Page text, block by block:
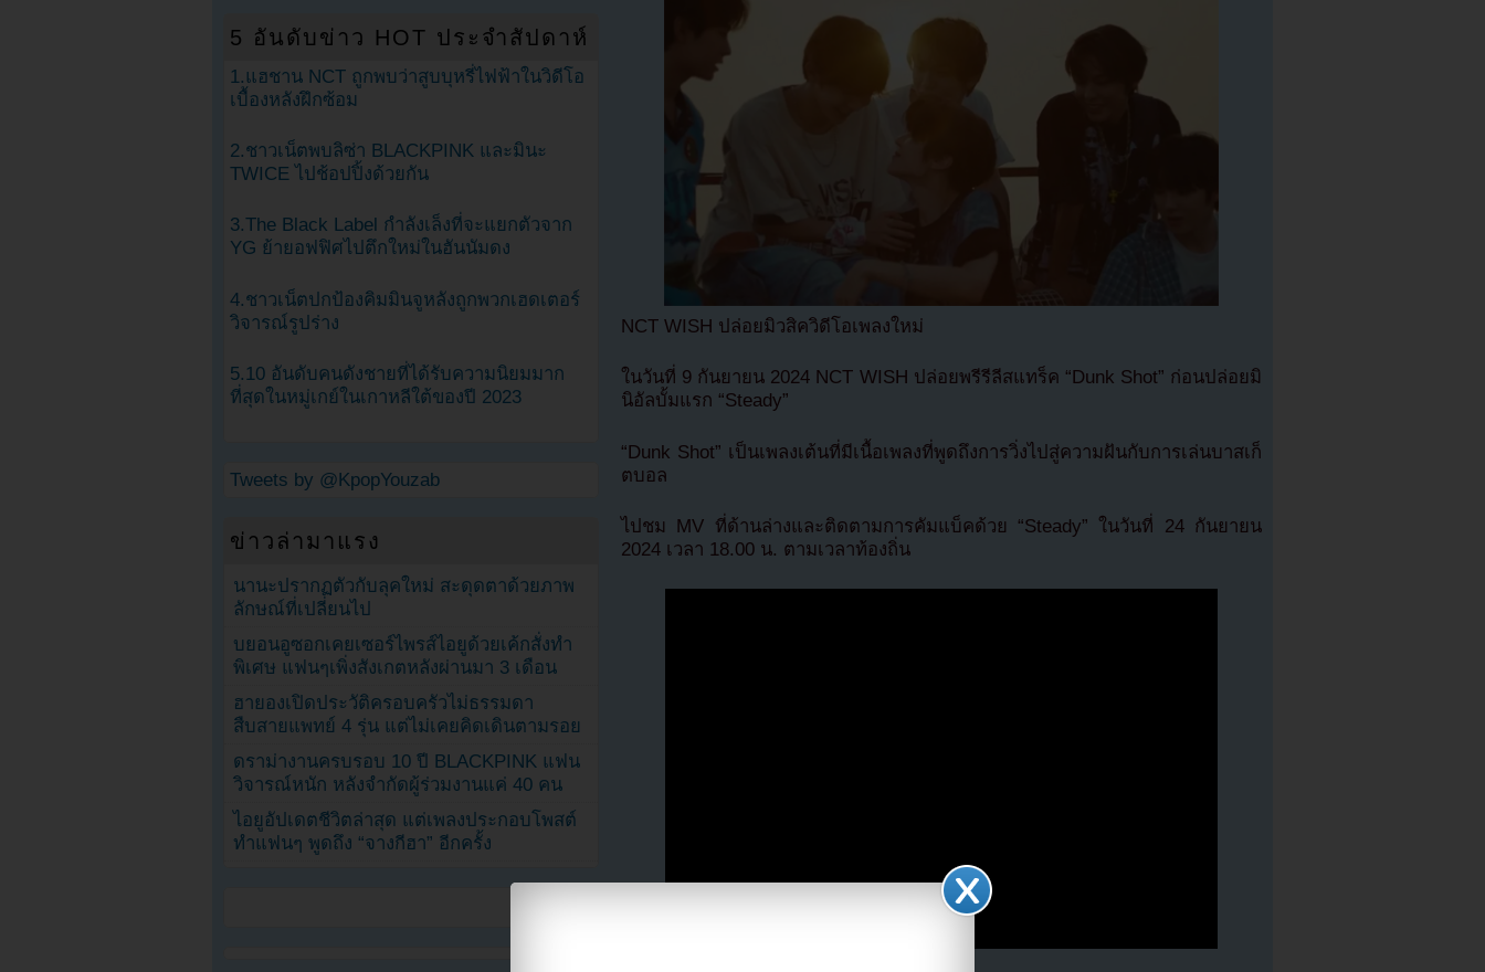
NCT WISH ปล่อยมิวสิควิดีโอเพลงใหม่
ในวันที่ 9 กันยายน 2024 NCT WISH ปล่อยพรีรีลีสแทร็ค “Dunk Shot” ก่อนปล่อยมิ
นิอัลบั้มแรก “Steady”
“Dunk Shot” เป็นเพลงเต้นที่มีเนื้อเพลงที่พูดถึงการวิ่งไปสู่ความฝันกับการเล่นบาสเก็
ตบอล
ไปชม MV ที่ด้านล่างและติดตามการคัมแบ็คด้วย “Steady” ในวันที่ 24 กันยายน
2024 เวลา 18.00 น. ตามเวลาท้องถิ่น
5 อันดับข่าว HOT ประจำสัปดาห์
1.แฮชาน NCT ถูกพบว่าสูบบุหรี่ไฟฟ้าในวิดีโอ
เบื้องหลังฝึกซ้อม
2.ชาวเน็ตพบลิซ่า BLACKPINK และมินะ
TWICE ไปช้อปปิ้งด้วยกัน
3.The Black Label กำลังเล็งที่จะแยกตัวจาก
YG ย้ายอฟฟิศไปตึกใหม่ในฮันนัมดง
4.ชาวเน็ตปกป้องคิมมินจูหลังถูกพวกเฮดเตอร์
วิจารณ์รูปร่าง
5.10 อันดับคนดังชายที่ได้รับความนิยมมาก
ที่สุดในหมู่เกย์ในเกาหลีใต้ของปี 2023
Tweets by @KpopYouzab
ข่าวล่ามาแรง
นานะปรากฏตัวกับลุคใหม่ สะดุดตาด้วยภาพ
ลักษณ์ที่เปลี่ยนไป
บยอนอูซอกเคยเซอร์ไพรส์ไอยูด้วยเค้กสั่งทำ
พิเศษ แฟนๆเพิ่งสังเกตหลังผ่านมา 3 เดือน
ฮายองเปิดประวัติครอบครัวไม่ธรรมดา
สืบสายแพทย์ 4 รุ่น แต่ไม่เคยคิดเดินตามรอย
ดราม่างานครบรอบ 10 ปี BLACKPINK แฟน
วิจารณ์หนัก หลังจำกัดผู้ร่วมงานแค่ 40 คน
ไอยูอัปเดตชีวิตล่าสุด แต่เพลงประกอบโพสต์
ทำแฟนๆ พูดถึง “จางกีฮา” อีกครั้ง